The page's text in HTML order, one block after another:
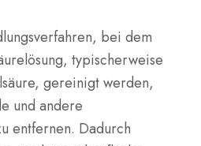
bei dem
typischerweise
gereinigt werden,
und andere
entfernen. Dadurch